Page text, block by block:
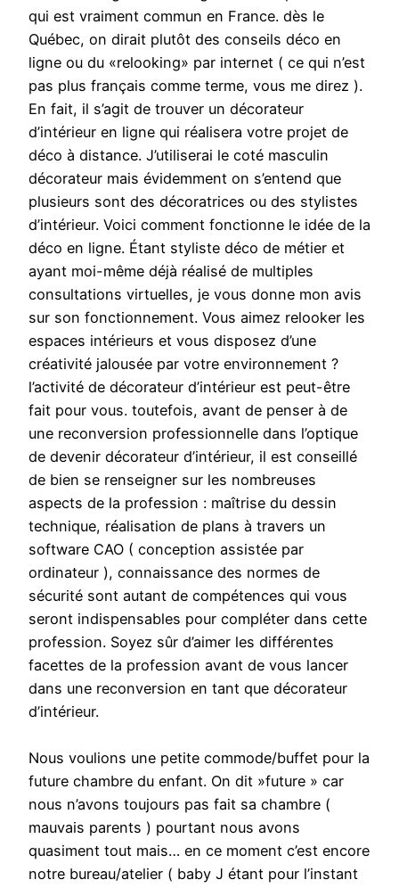
qui est vraiment commun en France. dès le
Québec, on dirait plutôt des conseils déco en
ligne ou du «relooking» par internet ( ce qui n’est
pas plus français comme terme, vous me direz ).
En fait, il s’agit de trouver un décorateur
d’intérieur en ligne qui réalisera votre projet de
déco à distance. J’utiliserai le coté masculin
décorateur mais évidemment on s’entend que
plusieurs sont des décoratrices ou des stylistes
d’intérieur. Voici comment fonctionne le idée de la
déco en ligne. Étant styliste déco de métier et
ayant moi-même déjà réalisé de multiples
consultations virtuelles, je vous donne mon avis
sur son fonctionnement. Vous aimez relooker les
espaces intérieurs et vous disposez d’une
créativité jalousée par votre environnement ?
l’activité de décorateur d’intérieur est peut-être
fait pour vous. toutefois, avant de penser à de
une reconversion professionnelle dans l’optique
de devenir décorateur d’intérieur, il est conseillé
de bien se renseigner sur les nombreuses
aspects de la profession : maîtrise du dessin
technique, réalisation de plans à travers un
software CAO ( conception assistée par
ordinateur ), connaissance des normes de
sécurité sont autant de compétences qui vous
seront indispensables pour compléter dans cette
profession. Soyez sûr d’aimer les différentes
facettes de la profession avant de vous lancer
dans une reconversion en tant que décorateur
d’intérieur.
Nous voulions une petite commode/buffet pour la
future chambre du enfant. On dit »future » car
nous n’avons toujours pas fait sa chambre (
mauvais parents ) pourtant nous avons
quasiment tout mais… en ce moment c’est encore
notre bureau/atelier ( baby J étant pour l’instant